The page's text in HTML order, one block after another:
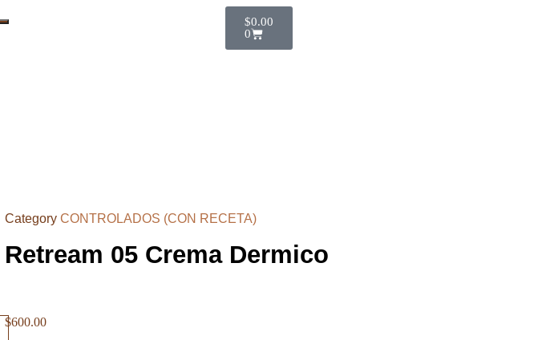
$0.00
0
Category CONTROLADOS (CON RECETA)
Retream 05 Crema Dermico
$600.00